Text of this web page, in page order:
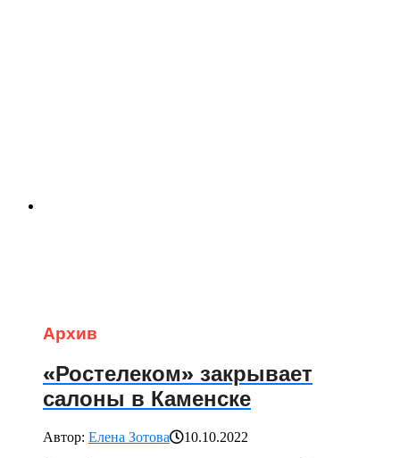
Архив
«Ростелеком» закрывает
салоны в Каменске
Автор: Елена Зотова
10.10.2022